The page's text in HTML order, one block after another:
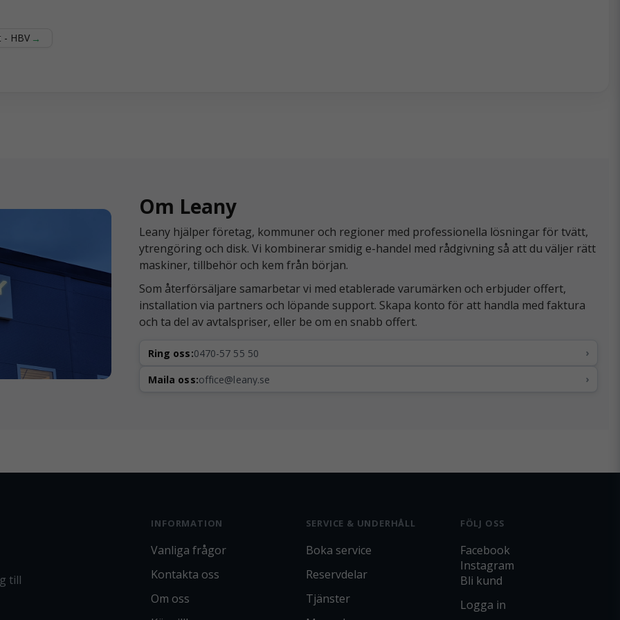
- HBV
Om Leany
Leany hjälper företag, kommuner och regioner med professionella lösningar för tvätt,
ytrengöring och disk. Vi kombinerar smidig e-handel med rådgivning så att du väljer rätt
maskiner, tillbehör och kem från början.
Som återförsäljare samarbetar vi med etablerade varumärken och erbjuder offert,
installation via partners och löpande support. Skapa konto för att handla med faktura
och ta del av avtalspriser, eller be om en snabb offert.
Ring oss:0470-57 55 50 ›
Maila oss:office@leany.se ›
till
INFORMATION
Vanliga frågor
Kontakta oss
Om oss
SERVICE & UNDERHÅLL
Boka service
Reservdelar
Tjänster
FÖLJ OSS
Facebook
Instagram
Bli kund
Logga in